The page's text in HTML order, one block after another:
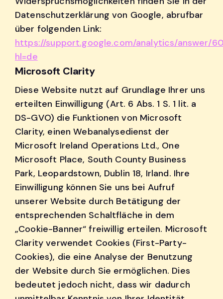
Datenschutzerklärung von Google, abrufbar
über folgenden Link:
https://support.google.com/analytics/answer/
hl=de
Microsoft Clarity
Diese Website nutzt auf Grundlage Ihrer uns
erteilten Einwilligung (Art. 6 Abs. 1 S. 1 lit. a
DS-GVO) die Funktionen von Microsoft
Clarity, einen Webanalysedienst der
Microsoft Ireland Operations Ltd., One
Microsoft Place, South County Business
Park, Leopardstown, Dublin 18, Irland. Ihre
Einwilligung können Sie uns bei Aufruf
unserer Website durch Betätigung der
entsprechenden Schaltfläche in dem
„Cookie-Banner“ freiwillig erteilen. Microsoft
Clarity verwendet Cookies (First-Party-
Cookies), die eine Analyse der Benutzung
der Website durch Sie ermöglichen. Dies
bedeutet jedoch nicht, dass wir dadurch